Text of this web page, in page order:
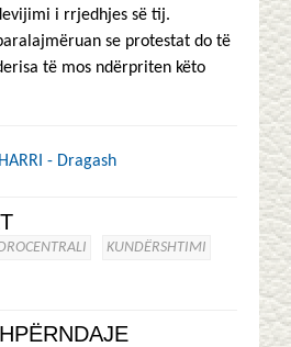
i rrjedhjes së tij.
se protestat do të
të mos ndërpriten këto
- Dragash
KUNDËRSHTIMI